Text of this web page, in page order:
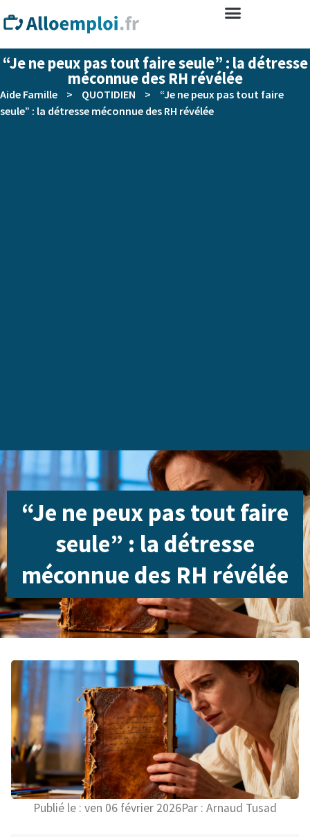
“Je ne peux pas tout faire seule” : la détresse
méconnue des RH révélée
Aide Famille > QUOTIDIEN >
“Je ne peux pas tout faire
seule” : la détresse méconnue des RH révélée
“Je ne peux pas tout faire
seule” : la détresse
méconnue des RH révélée
Publié le : ven 06 février 2026Par : Arnaud Tusad